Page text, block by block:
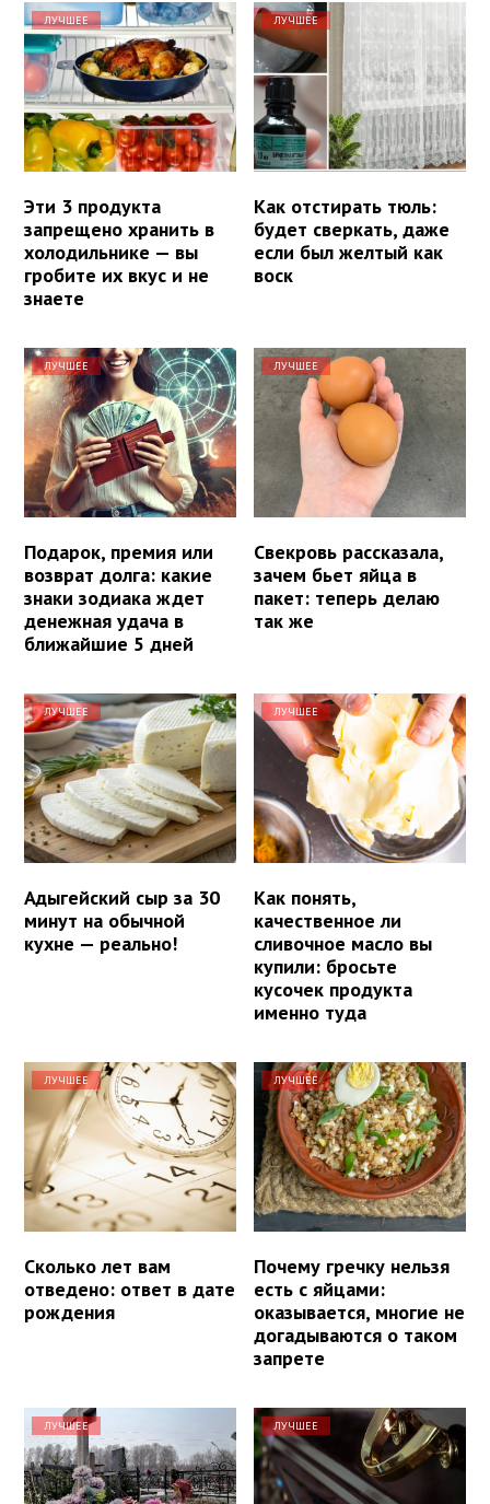
ЛУЧШЕЕ
Эти 3 продукта
запрещено хранить в
холодильнике — вы
гробите их вкус и не
знаете
ЛУЧШЕЕ
Как отстирать тюль:
будет сверкать, даже
если был желтый как
воск
ЛУЧШЕЕ
Подарок, премия или
возврат долга: какие
знаки зодиака ждет
денежная удача в
ближайшие 5 дней
ЛУЧШЕЕ
Свекровь рассказала,
зачем бьет яйца в
пакет: теперь делаю
так же
ЛУЧШЕЕ
Адыгейский сыр за 30
минут на обычной
кухне — реально!
ЛУЧШЕЕ
Как понять,
качественное ли
сливочное масло вы
купили: бросьте
кусочек продукта
именно туда
ЛУЧШЕЕ
Сколько лет вам
отведено: ответ в дате
рождения
ЛУЧШЕЕ
Почему гречку нельзя
есть с яйцами:
оказывается, многие не
догадываются о таком
запрете
ЛУЧШЕЕ ЛУЧШЕЕ